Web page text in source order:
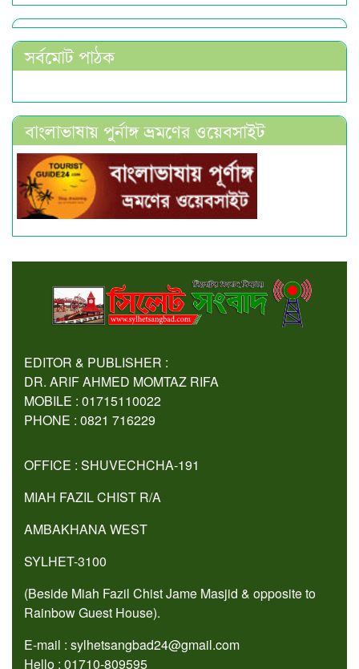
সর্বমোট পাঠক
বাংলাভাষায় পুর্নাঙ্গ ভ্রমণের ওয়েবসাইট
EDITOR & PUBLISHER :
DR. ARIF AHMED MOMTAZ RIFA
MOBILE : 01715110022
PHONE : 0821 716229
OFFICE : SHUVECHCHA-191
MIAH FAZIL CHIST R/A
AMBAKHANA WEST
SYLHET-3100
(Beside Miah Fazil Chist Jame Masjid & opposite to
Rainbow Guest House).
E-mail : sylhetsangbad24@gmail.com
Hello : 01710-809595